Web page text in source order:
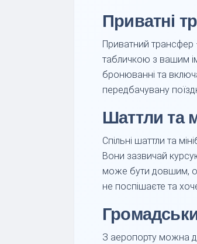
Приватні
Приватний трансфер
табличкою з вашим
бронюванні та
передбачувану
Шаттли та
Спільні шаттли та
Вони зазвичай
може бути довшим,
не поспішаєте та
З аеропорту можна